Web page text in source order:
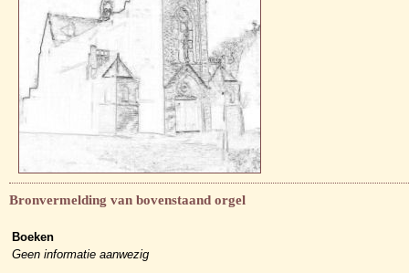
Bronvermelding van bovenstaand orgel
Boeken
Geen informatie aanwezig